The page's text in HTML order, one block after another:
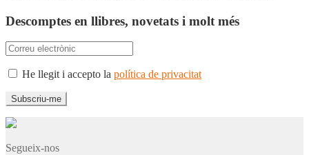
Descomptes en llibres, novetats i molt més
He llegit i accepto la política de privacitat
Segueix-nos